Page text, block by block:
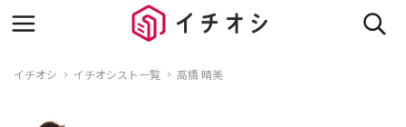
イチオシ イチオシスト一覧 高橋 晴美